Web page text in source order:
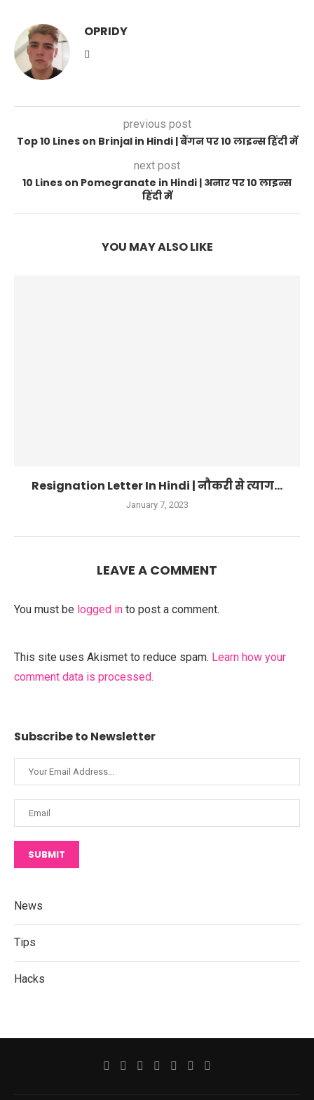
OPRIDY
previous post
Top 10 Lines on Brinjal in Hindi | बैंगन पर 10 लाइन्स हिंदी में
next post
10 Lines on Pomegranate in Hindi | अनार पर 10 लाइन्स
हिंदी में
YOU MAY ALSO LIKE
Resignation Letter In Hindi | नौकरी से त्याग...
January 7, 2023
LEAVE A COMMENT
You must be logged in to post a comment.
This site uses Akismet to reduce spam. Learn how your
comment data is processed.
Subscribe to Newsletter
SUBMIT
News
Tips
Hacks